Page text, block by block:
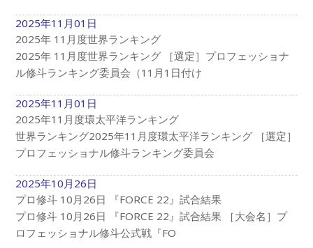
2025年11月01日
2025年 11月度世界ランキング
2025年 11月度世界ランキング ［選定］プロフェッショナ
ル修斗ランキング委員会（11月1日付け
2025年11月01日
2025年11月度環太平洋ランキング
世界ランキング2025年11月度環太平洋ランキング ［選定］
プロフェッショナル修斗ランキング委員会
2025年10月26日
プロ修斗 10月26日 『FORCE 22』試合結果
プロ修斗 10月26日 『FORCE 22』試合結果 ［大会名］プ
ロフェッショナル修斗公式戦『FO